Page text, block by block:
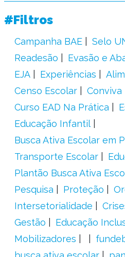
#Filtros
Campanha BAE Selo
Readesão
Evasão e
EJA
Experiências
Censo Escolar
Conviva
Curso EAD Na Prática
Educação Infantil
Busca Ativa Escolar em
Transporte Escolar
Plantão Busca Ativa
Pesquisa
Proteção
Intersetorialidade
Gestão
Educação
Mobilizadores